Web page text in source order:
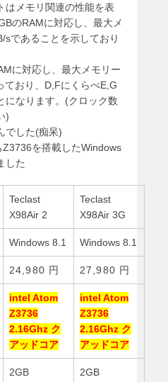
はメモリ関連の性能を表
のRAMに対応し、最大メ
sであることを示しており
に対応し、最大メモリー
ており、D,FにくらべE,G
になります。(クロック数
)
でした(痴呆)
を搭載したWindows
した
Teclast
X98Air 2
Teclast
X98Air 3G
Windows 8.1 Windows 8.1
24,980 円 27,980 円
intel Atom
Z3736
2.16Ghz ク
アッドコア
intel Atom
Z3736
2.16Ghz ク
アッドコア
2GB 2GB